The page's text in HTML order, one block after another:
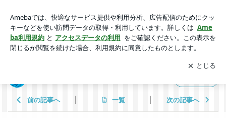
アプリをダウンロードして ブログの更新通知
を受け取りまし
ょう。
開く
前の記事へ 一覧 次の記事へ